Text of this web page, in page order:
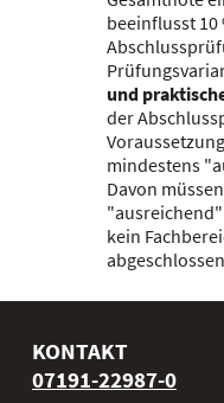
beeinflusst 10
und
der
mindestens
Davon
kein
KONTAKT
07191-22987-0